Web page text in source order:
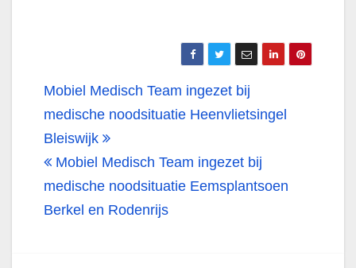
Bericht
navigatie
Mobiel Medisch Team ingezet bij
medische noodsituatie Heenvlietsingel
Bleiswijk
Mobiel Medisch Team ingezet bij
medische noodsituatie Eemsplantsoen
Berkel en Rodenrijs